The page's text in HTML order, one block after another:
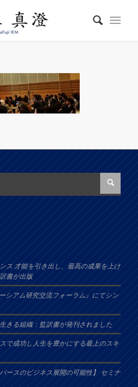
ス 才能を引き出し、最高の成果を上げ
書が出版
シアム研究交流フォーラム』にてシン
きる組織：監訳書が発刊されました
で成功し人生を豊かにする最上のスキ
ースのビジネス展開の可能性】 セミナ